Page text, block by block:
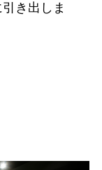
き出しま